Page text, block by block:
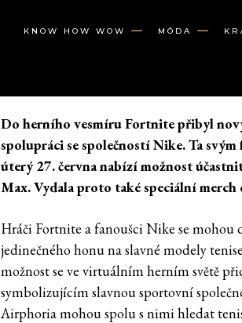
KNOW HOW WOW MÓDA
Do herního vesmíru Fortnite přibyl
spolupráci se společností Nike. Ta
úterý 27. června nabízí možnost
Max. Vydala proto také speciální
Hráči Fortnite a fanoušci Nike se mohou
jedinečného honu na slavné modely
možnost se ve virtuálním herním světě
symbolizujícím slavnou sportovní
Airphoria mohou spolu s nimi hledat